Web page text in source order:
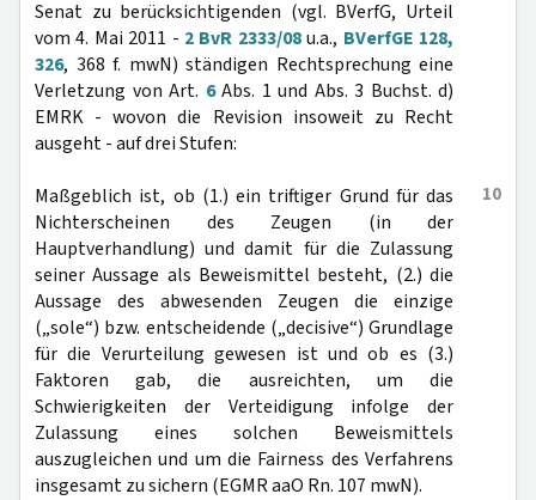
Senat zu berücksichtigenden (vgl. BVerfG, Urteil
vom 4. Mai 2011 - 2 BvR 2333/08u.a., BVerfGE 128,
326, 368 f. mwN) ständigen Rechtsprechung eine
Verletzung von Art. 6Abs. 1 und Abs. 3 Buchst. d)
EMRK - wovon die Revision insoweit zu Recht
ausgeht - auf drei Stufen:
10
Maßgeblich ist, ob (1.) ein triftiger Grund für das
Nichterscheinen des Zeugen (in der
Hauptverhandlung) und damit für die Zulassung
seiner Aussage als Beweismittel besteht, (2.) die
Aussage des abwesenden Zeugen die einzige
(„sole“) bzw. entscheidende („decisive“) Grundlage
für die Verurteilung gewesen ist und ob es (3.)
Faktoren gab, die ausreichten, um die
Schwierigkeiten der Verteidigung infolge der
Zulassung eines solchen Beweismittels
auszugleichen und um die Fairness des Verfahrens
insgesamt zu sichern (EGMR aaO Rn. 107 mwN).